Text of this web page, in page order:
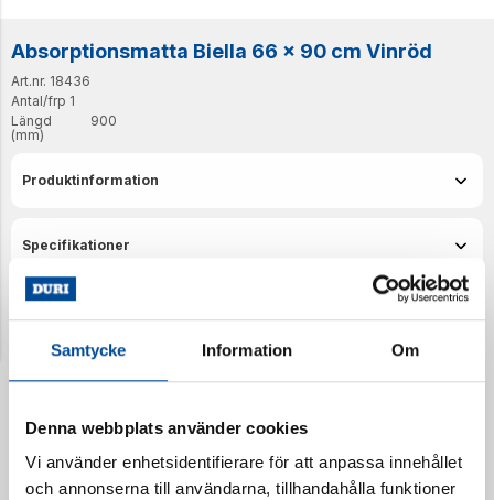
Samtycke Information Om
Denna webbplats använder cookies
Vi använder enhetsidentifierare för att anpassa innehållet
och annonserna till användarna, tillhandahålla funktioner
Absorptionsmatta Biella 66 x 90 cm Vinröd
Art.nr. 18436
Antal/frp 1
Längd
(mm)
900
Produktinformation
Specifikationer